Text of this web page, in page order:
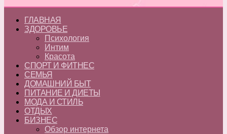
ГЛАВНАЯ
ЗДОРОВЬЕ
Психология
Интим
Красота
СПОРТ И ФИТНЕС
СЕМЬЯ
ДОМАШНИЙ БЫТ
ПИТАНИЕ И ДИЕТЫ
МОДА И СТИЛЬ
ОТДЫХ
БИЗНЕС
Обзор интернета